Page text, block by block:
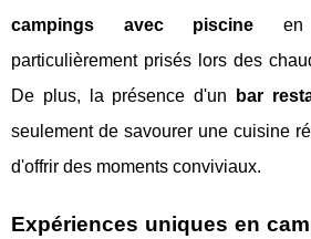
campings avec piscine en
particulièrement prisés lors des
De plus, la présence d'un
bar
seulement de savourer une cuisine
d'offrir des moments conviviaux.
Expériences uniques en